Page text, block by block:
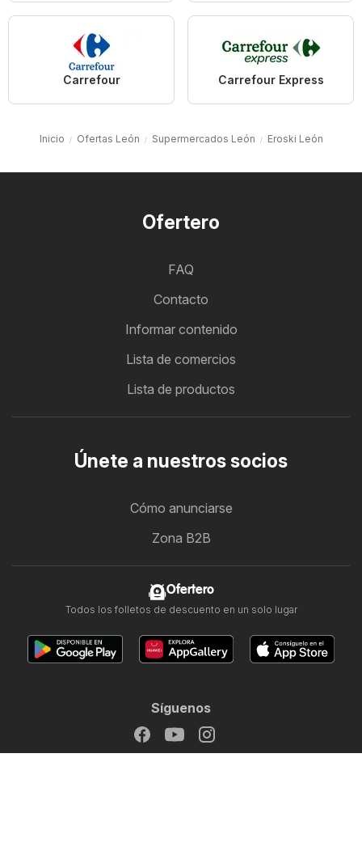
Carrefour Carrefour Express
Inicio Ofertas León Supermercados León Eroski León
Ofertero
FAQ
Contacto
Informar contenido
Lista de comercios
Lista de productos
Únete a nuestros socios
Cómo anunciarse
Zona B2B
Ofertero
Todos los folletos de descuento en un solo lugar
Síguenos